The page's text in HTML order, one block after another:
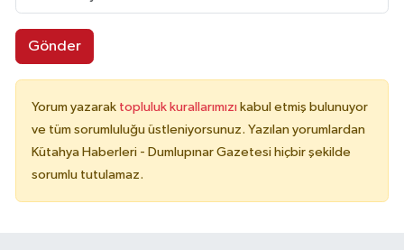
Gönder
Yorum yazarak topluluk kurallarımızı kabul etmiş bulunuyor
ve tüm sorumluluğu üstleniyorsunuz. Yazılan yorumlardan
Kütahya Haberleri - Dumlupınar Gazetesi hiçbir şekilde
sorumlu tutulamaz.